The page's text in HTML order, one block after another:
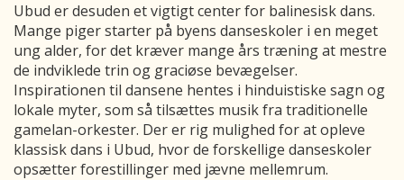
Ubud er desuden et vigtigt center for balinesisk dans.
Mange piger starter på byens danseskoler i en meget
ung alder, for det kræver mange års træning at mestre
de indviklede trin og graciøse bevægelser.
Inspirationen til dansene hentes i hinduistiske sagn og
lokale myter, som så tilsættes musik fra traditionelle
gamelan-orkester. Der er rig mulighed for at opleve
klassisk dans i Ubud, hvor de forskellige danseskoler
opsætter forestillinger med jævne mellemrum.